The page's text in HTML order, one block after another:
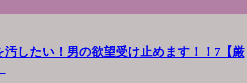
汚したい！男の欲望受け止めます！！7【厳